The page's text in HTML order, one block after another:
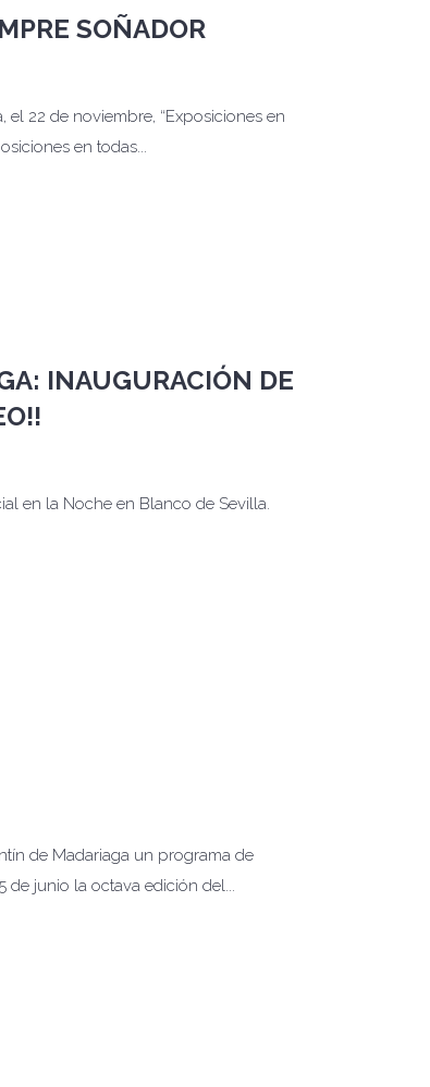
SOÑADOR
22 de noviembre, “Exposiciones en
en todas...
INAUGURACIÓN DE
en la Noche en Blanco de Sevilla.
de Madariaga un programa de
de junio la octava edición del...